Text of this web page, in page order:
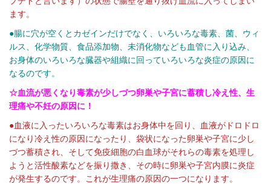
ます。
●腸に穴が空くとカゼインだけでなく、いろいろな毒素、菌、ウィ
ルス、化学物質、食品添加物、未消化物なども血管に入り込み、
お身体のいろいろな臓器や組織に回っていろいろな炎症の原因に
なるのです。
☆血流が悪くなり毒素が少しづつ卵巣や子宮に蓄積し冷え性、生
理痛や不妊の原因に！
●血液に入ったいろいろな毒素はお身体中を回り、血液がドロドロ
になり冷え性の原因になったり、袋状になった卵巣や子宮に少し
づつ蓄積され、そして免疫細胞の白血球がそれらの毒素を処理し
ようと活性酸素などを振り撒き、その時に卵巣や子宮内膜に炎症
が発生するのです。これが生理痛の原因の一つになります。